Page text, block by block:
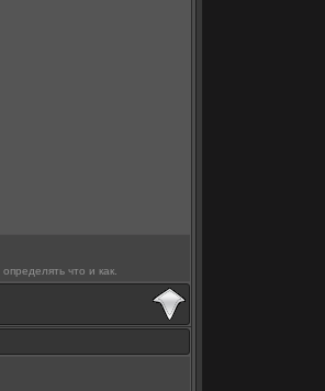
что и как.